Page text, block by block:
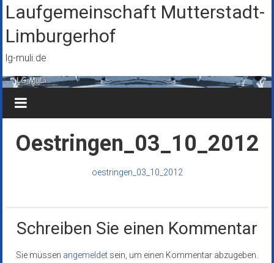
Zum
Inhalt
springen
Laufgemeinschaft Mutterstadt-
Limburgerhof
lg-muli.de
Oestringen_03_10_2012
oestringen_03_10_2012
Schreiben Sie einen Kommentar
Sie müssen angemeldet sein, um einen Kommentar abzugeben.